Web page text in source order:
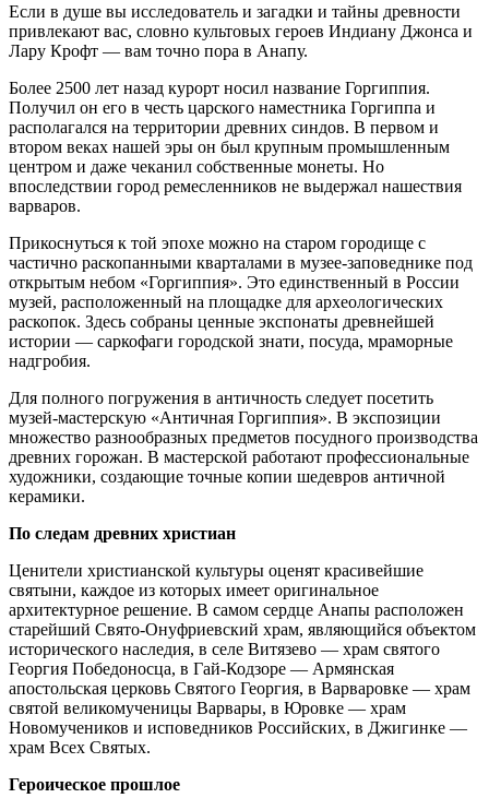
Если в душе вы исследователь и загадки и тайны древности
привлекают вас, словно культовых героев Индиану Джонса и
Лару Крофт — вам точно пора в Анапу.
Более 2500 лет назад курорт носил название Горгиппия.
Получил он его в честь царского наместника Горгиппа и
располагался на территории древних синдов. В первом и
втором веках нашей эры он был крупным промышленным
центром и даже чеканил собственные монеты. Но
впоследствии город ремесленников не выдержал нашествия
варваров.
Прикоснуться к той эпохе можно на старом городище с
частично раскопанными кварталами в музее-заповеднике под
открытым небом «Горгиппия». Это единственный в России
музей, расположенный на площадке для археологических
раскопок. Здесь собраны ценные экспонаты древнейшей
истории — саркофаги городской знати, посуда, мраморные
надгробия.
Для полного погружения в античность следует посетить
музей-мастерскую «Античная Горгиппия». В экспозиции
множество разнообразных предметов посудного производства
древних горожан. В мастерской работают профессиональные
художники, создающие точные копии шедевров античной
керамики.
По следам древних христиан
Ценители христианской культуры оценят красивейшие
святыни, каждое из которых имеет оригинальное
архитектурное решение. В самом сердце Анапы расположен
старейший Свято-Онуфриевский храм, являющийся объектом
исторического наследия, в селе Витязево — храм святого
Георгия Победоносца, в Гай-Кодзоре — Армянская
апостольская церковь Святого Георгия, в Варваровке — храм
святой великомученицы Варвары, в Юровке — храм
Новомучеников и исповедников Российских, в Джигинке —
храм Всех Святых.
Героическое прошлое